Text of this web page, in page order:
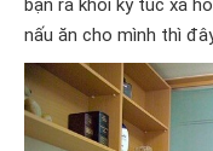
bạn ra khỏi ký túc xá
nấu ăn cho mình thì